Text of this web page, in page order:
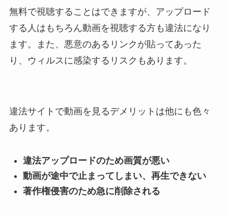
無料で視聴することはできますが、アップロード
する人はもちろん動画を視聴する方も違法になり
ます。また、悪意のあるリンクが貼ってあった
り、ウィルスに感染するリスクもあります。
違法サイトで動画を見るデメリットは他にも色々
あります。
違法アップロードのため画質が悪い
動画が途中で止まってしまい、再生できない
著作権侵害のため急に削除される